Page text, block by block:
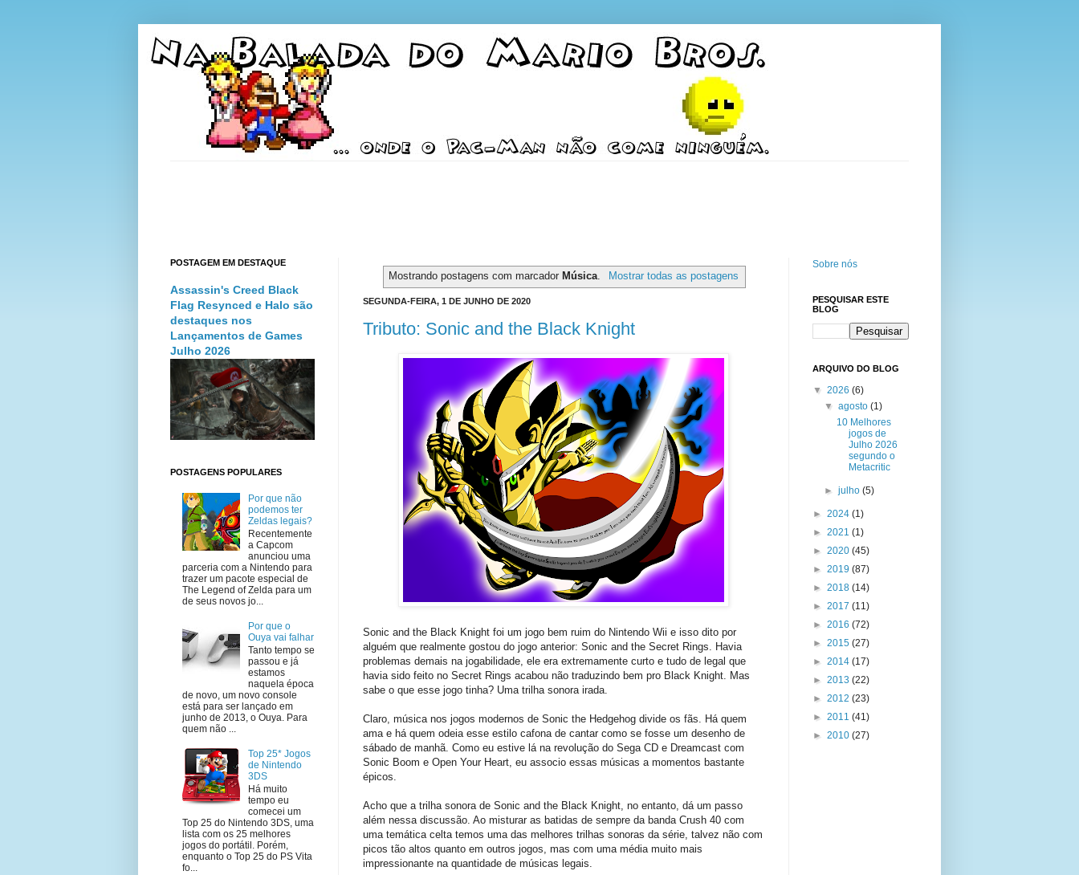
Mostrando postagens com marcador Música Mostrar todas as postagens
SEGUNDA-FEIRA, 1 DE JUNHO DE 2020
Tributo: Sonic and the Black Knight
Sonic and the Black Knight foi um jogo bem ruim do Nintendo Wii e isso dito por
alguém que realmente gostou do jogo anterior: Sonic and the Secret Rings. Havia
problemas demais na jogabilidade, ele era extremamente curto e tudo de legal que
havia sido feito no Secret Rings acabou não traduzindo bem pro Black Knight. Mas
sabe o que esse jogo tinha? Uma trilha sonora irada.
Claro, música nos jogos modernos de Sonic the Hedgehog divide os fãs. Há quem
ama e há quem odeia esse estilo cafona de cantar como se fosse um desenho de
sábado de manhã. Como eu estive lá na revolução do Sega CD e Dreamcast com
Sonic Boom e Open Your Heart, eu associo essas músicas a momentos bastante
épicos.
Acho que a trilha sonora de Sonic and the Black Knight, no entanto, dá um passo
além nessa discussão. Ao misturar as batidas de sempre da banda Crush 40 com
uma temática celta temos uma das melhores trilhas sonoras da série, talvez não com
picos tão altos quanto em outros jogos, mas com uma média muito mais
impressionante na quantidade de músicas legais.
POSTAGEM EM DESTAQUE
Assassin's Creed Black
Flag Resynced e Halo são
destaques nos
Lançamentos de Games
Julho 2026
POSTAGENS POPULARES
Por que não
podemos ter
Zeldas legais?
Recentemente
a Capcom
anunciou uma
parceria com a Nintendo para
trazer um pacote especial de
The Legend of Zelda para um
de seus novos jo...
Por que o
Ouya vai falhar
Tanto tempo se
passou e já
estamos
naquela época
de novo, um novo console
está para ser lançado em
junho de 2013, o Ouya. Para
quem não ...
Top 25* Jogos
de Nintendo
3DS
Há muito
tempo eu
comecei um
Top 25 do Nintendo 3DS, uma
lista com os 25 melhores
jogos do portátil. Porém,
enquanto o Top 25 do PS Vita
fo...
Sobre nós
PESQUISAR ESTE
BLOG
ARQUIVO DO BLOG
▼ 2026 (6)
▼agosto(1)
10 Melhores
jogos de
Julho 2026
segundo o
Metacritic
►julho(5)
► 2024 (1)
► 2021 (1)
► 2020 (45)
► 2019 (87)
► 2018 (14)
► 2017 (11)
► 2016 (72)
► 2015 (27)
► 2014 (17)
► 2013 (22)
► 2012 (23)
► 2011 (41)
► 2010 (27)